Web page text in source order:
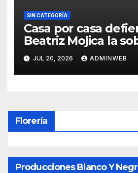
SIN CATEGORÍA
Casa por casa
Beatriz Mojica la
nacional en Tlapa
JUL 20, 2026 ADMINWEB
Florería
Producciones Blanco Y